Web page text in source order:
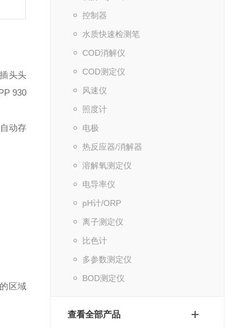
控制器
水质快速检测笔
COD消解仪
COD测定仪
风速仪
照度计
电极
热反应器/消解器
溶解氧测定仪
电导率仪
pH计/ORP
离子测定仪
比色计
多参数测定仪
BOD测定仪
查看全部产品
头头
930
动存
区域